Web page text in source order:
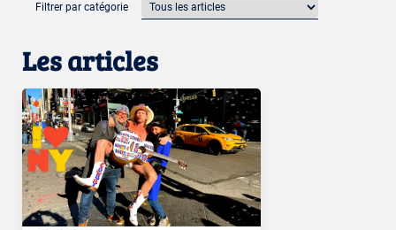
Filtrer par catégorie
Les articles